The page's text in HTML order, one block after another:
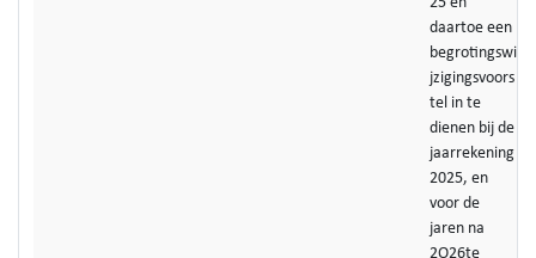
daartoe een
begrotingswi
jzigingsvoors
tel in te
dienen bij de
jaarrekening
2025, en
voor de
jaren na
2O26te